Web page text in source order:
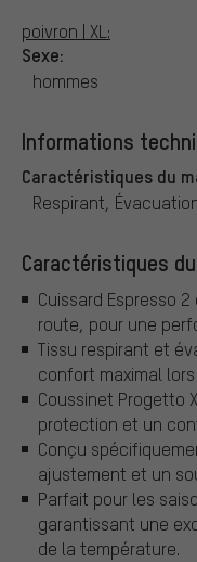
poivron | XL:
Sexe:
hommes
Informations
Caractéristiques du
Respirant,
Caractéristiques
Cuissard Espresso
route, pour une
Tissu respirant et
confort maximal
Coussinet Progetto
protection et un
Conçu
ajustement et un
Parfait pour les
garantissant une
de la température.